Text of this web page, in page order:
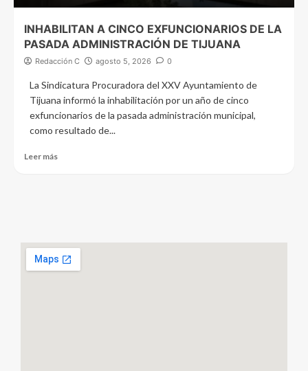
INHABILITAN A CINCO EXFUNCIONARIOS DE LA
PASADA ADMINISTRACIÓN DE TIJUANA
Redacción C agosto 5, 2026 0
La Sindicatura Procuradora del XXV Ayuntamiento de
Tijuana informó la inhabilitación por un año de cinco
exfuncionarios de la pasada administración municipal,
como resultado de...
Leer más